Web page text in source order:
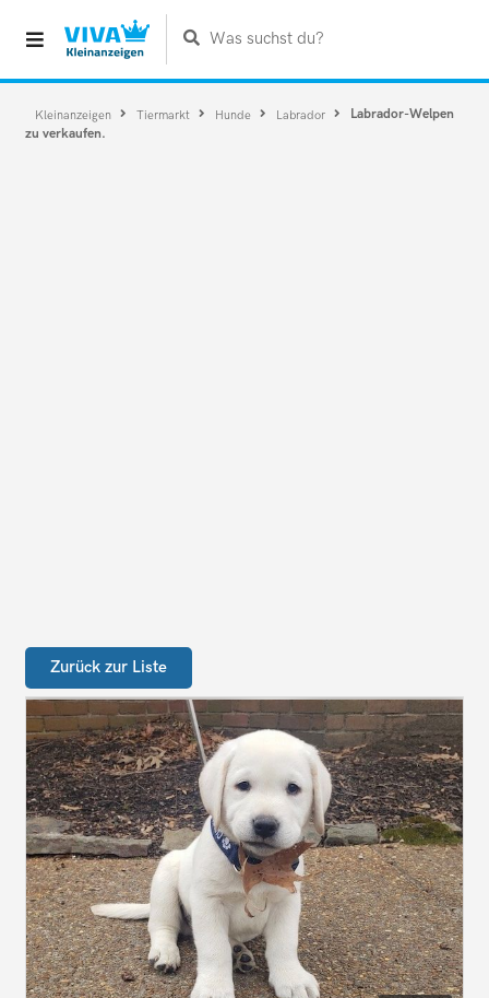
Was suchst du?
Kleinanzeigen Tiermarkt Hunde Labrador
Labrador-Welpen
zu verkaufen.
Zurück zur Liste